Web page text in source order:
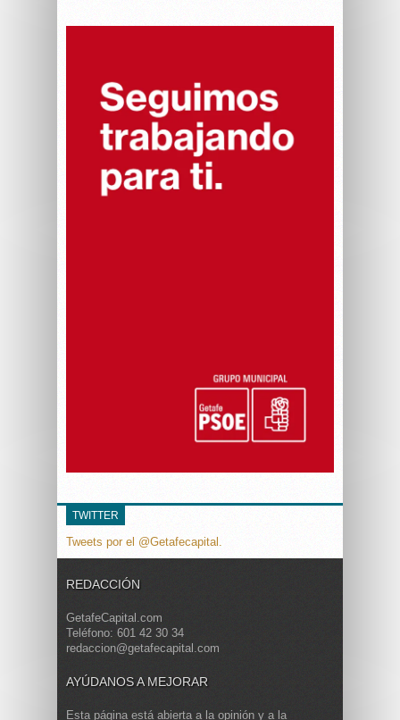
TWITTER
Tweets por el @Getafecapital.
REDACCIÓN
GetafeCapital.com
Teléfono: 601 42 30 34
redaccion@getafecapital.com
AYÚDANOS A MEJORAR
Esta página está abierta a la opinión y a la